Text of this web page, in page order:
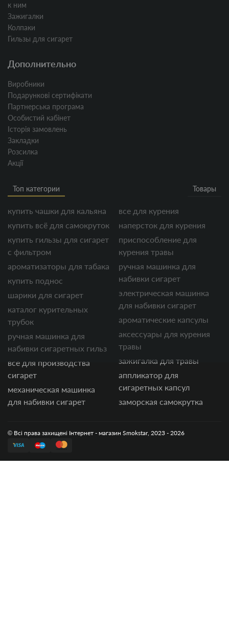
к ним
Зажигалки
Колпаки
Гильзы для сигарет
Дополнительно
Виробники
Подарункові сертифікати
Партнерська програма
Особистий кабінет
Історія замовлень
Закладки
Розсилка
Акції
Топ категории Товары
купить чашки для кальяна
купить всё для самокруток
купить гильзы для сигарет
с фильтром
ароматизаторы для табака
купить поднос
шарики для сигарет
каталог курительных
трубок
ручная машинка для
набивки сигаретных гильз
все для производства
сигарет
механическая машинка
для набивки сигарет
все для курения
наперсток для курения
приспособление для
курения травы
ручная машинка для
набивки сигарет
электрическая машинка
для набивки сигарет
ароматические капсулы
аксессуары для курения
травы
зажигалка для травы
аппликатор для
сигаретных капсул
заморская самокрутка
© Всі права захищені Інтернет - магазин Smokstar, 2023 - 2026